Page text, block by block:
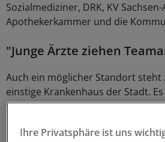
Sozialmediziner, DRK, KV
Apothekerkammer und die
"Junge Ärzte ziehen
Auch ein möglicher Standort steht
einstige Krankenhaus der Stadt.
werden mit Arzt- und
Ihre Privatsphäre ist uns